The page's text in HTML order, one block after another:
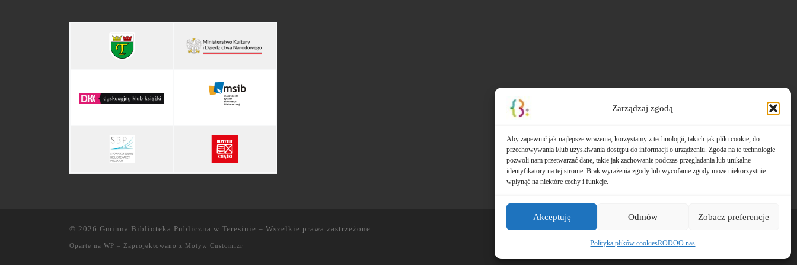
Zarządzaj zgodą
Aby zapewnić jak najlepsze wrażenia, korzystamy z technologii, takich jak pliki cookie, do
przechowywania i/lub uzyskiwania dostępu do informacji o urządzeniu. Zgoda na te technologie
pozwoli nam przetwarzać dane, takie jak zachowanie podczas przeglądania lub unikalne
identyfikatory na tej stronie. Brak wyrażenia zgody lub wycofanie zgody może niekorzystnie
wpłynąć na niektóre cechy i funkcje.
Akceptuję Odmów Zobacz preferencje
Polityka plików cookiesRODOO nas
© 2026 Gminna Biblioteka Publiczna w Teresinie – Wszelkie prawa zastrzeżone
Oparte na WP – Zaprojektowano z Motyw Customizr